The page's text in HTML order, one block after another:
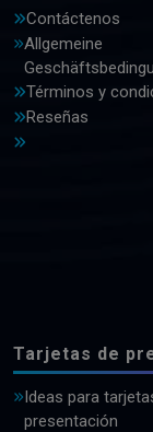
Contáctenos
Allgemeine
Términos y
Reseñas
Tarjetas de
Ideas para
presentación